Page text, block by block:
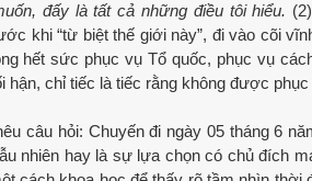
đấy là tất cả những điều tôi hiểu.
khi “từ biệt thế giới này”, đi vào cõi
hết sức phục vụ Tổ quốc, phục vụ
hận, chỉ tiếc là tiếc rằng không được
câu hỏi: Chuyến đi ngày 05 tháng 6
nhiên hay là sự lựa chọn có chủ đích